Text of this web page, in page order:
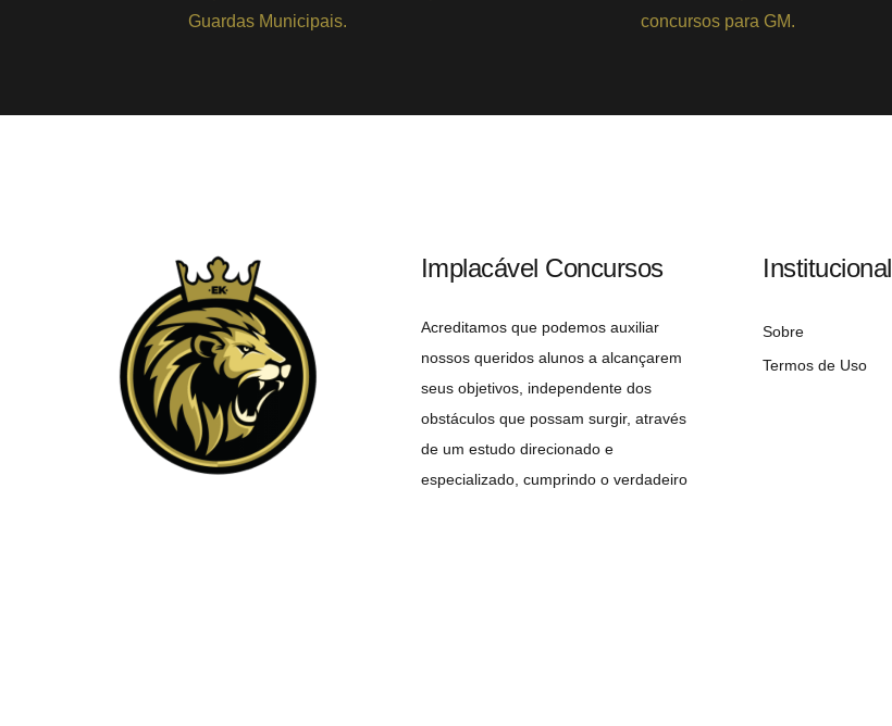
Guardas Municipais.
concursos para GM.
Implacável Concursos
Acreditamos que podemos auxiliar
nossos queridos alunos a alcançarem
seus objetivos, independente dos
obstáculos que possam surgir, através
de um estudo direcionado e
especializado, cumprindo o verdadeiro
Institucional
Sobre
Termos de Uso